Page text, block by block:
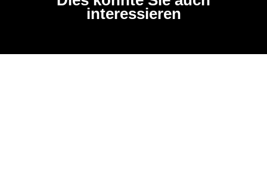
interessieren